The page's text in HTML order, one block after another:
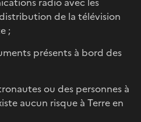
de la télévision
;
présents à bord des
ou des personnes à
aucun risque à Terre en